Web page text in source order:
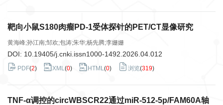
靶向小鼠S180肉瘤PD-1受体探针的PET/CT显像研究
黄海峰;孙江南;邹欢;包涛;朱华;杨先腾;李姗姗
DOI: 10.19405/j.cnki.issn1000-1492.2026.04.012
PDF(2) XML(0) HTML(0) 浏览(319)
TNF-α调控的circWBSCR22通过miR-512-5p/FAM60A轴